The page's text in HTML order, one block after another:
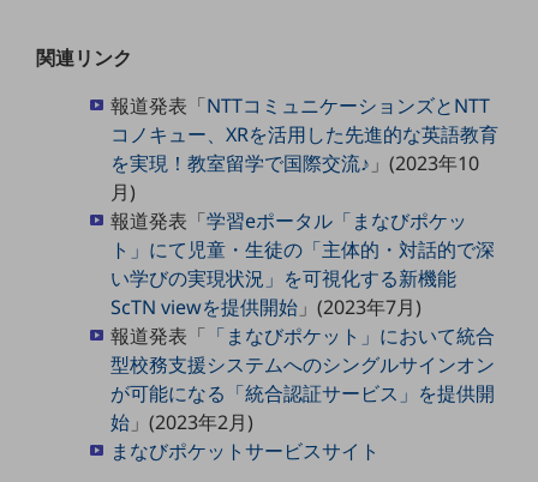
会社案内パンフレット
ニュースルームTOP
ニュースリリース
地域からの発表
社外からの評価実績
サステナビリティ
サステナビリティTOP
NTTドコモビジネスグループのサステナビリティ
サステナビリティ基本方針
関連リンク
報道発表「NTTコミュニケーションズとNTT
コノキュー、XRを活用した先進的な英語教育
を実現！教室留学で国際交流♪ 」(2023年10
月)
報道発表「学習eポータル「まなびポケッ
ト」にて児童・生徒の「主体的・対話的で深
い学びの実現状況」を可視化する新機能
ScTN viewを提供開始 」(2023年7月)
報道発表「 「まなびポケット」において統合
型校務支援システムへのシングルサインオン
が可能になる「統合認証サービス」を提供開
始 」(2023年2月)
まなびポケットサービスサイト